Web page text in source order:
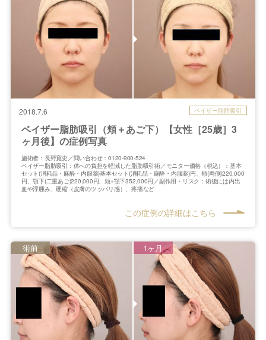
2018.7.6 ベイザー脂肪吸引
ベイザー脂肪吸引（頬＋あご下）【女性［25歳］3
ヶ月後】の症例写真
施術者：長野寛史／問い合わせ：0120-900-524
ベイザー脂肪吸引：体への負担を軽減した脂肪吸引術／モニター価格（税込）：基本
セット(消耗品・麻酔・内服薬)基本セット(消耗品・麻酔・内服薬)円、頬(両側)220,000
円、顎下(二重あご)220,000円、頬+顎下352,000円／副作用・リスク：術後には内出
血や浮腫み、硬縮（皮膚のツッパリ感）、疼痛など
この症例の詳細はこちら
術前 1ヶ月